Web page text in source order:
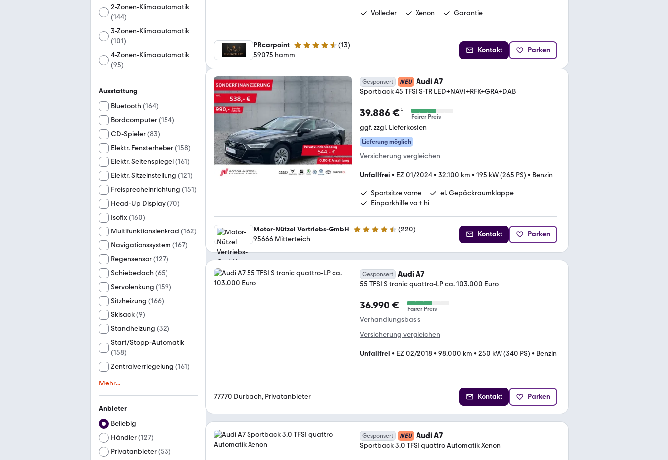
2-Zonen-Klimaautomatik
(144)
3-Zonen-Klimaautomatik
(101)
4-Zonen-Klimaautomatik
(95)
Ausstattung
Bluetooth (164)
Bordcomputer(154)
CD-Spieler(83)
Elektr. Fensterheber(158)
Elektr. Seitenspiegel(161)
Elektr. Sitzeinstellung (121)
Freisprecheinrichtung (151)
Head-Up Display(70)
Isofix(160)
Multifunktionslenkrad (162)
Navigationssystem (167)
Regensensor(127)
Schiebedach (65)
Servolenkung (159)
Sitzheizung (166)
Skisack(9)
Standheizung (32)
Start/Stopp-Automatik
(158)
Zentralverriegelung (161)
Mehr...
Anbieter
Beliebig
Händler(127)
Privatanbieter(53)
Volleder Xenon Garantie
PRcarpoint 4.5 Sterne (13)
59075 hamm
Kontakt Parken
Gesponsert NEU Audi A7
Sportback 45 TFSI S-TR LED+NAVI+RFK+GRA+DAB
39.886 €¹
Fairer Preis
ggf. zzgl. Lieferkosten
Lieferung möglich
Versicherung vergleichen
Unfallfrei • EZ 01/2024• 32.100 km • 195 kW (265 PS) • Benzin
Sportsitze vorne
el. Gepäckraumklappe
Einparkhilfe vo + hi
Motor-Nützel Vertriebs-GmbH 4.6 Sterne (220)
95666 Mitterteich
Kontakt Parken
Gesponsert Audi A7
55 TFSI S tronic quattro-LP ca. 103.000 Euro
36.990 € Fairer Preis
Verhandlungsbasis
Versicherung vergleichen
Unfallfrei • EZ 02/2018• 98.000 km • 250 kW (340 PS) • Benzin
77770 Durbach, Privatanbieter Kontakt Parken
Gesponsert NEU Audi A7
Sportback 3.0 TFSI quattro Automatik Xenon